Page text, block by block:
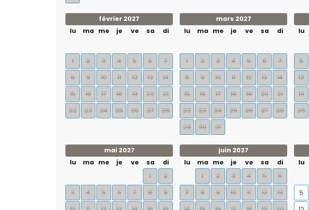
février 2027
lu
ma me je ve sa di
1 2 3 4 5 6
7
8
9 10 11 12 13
14
15
16 17 18 19 20
21
22
23 24 25 26 27 28
mars 2027
lu
ma me je ve sa di
1 2 3 4 5 6
7
8
9 10 11 12 13
14
15
16 17 18 19 20
21
22
23 24 25 26 27
28
29
30 31
lu
5
12
19
26
mai 2027
lu
ma me je ve sa
di
1
2
3
4 5 6 7 8
9
juin 2027
lu
ma me je ve sa
di
1
2 3 4 5
6
7
8 9 10 11 12
13
lu
5